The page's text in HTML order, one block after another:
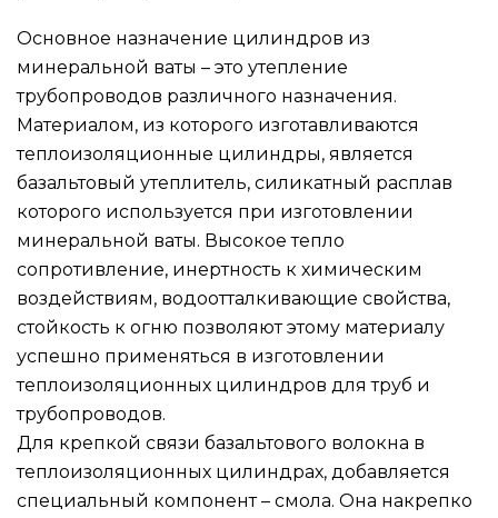
Основное назначение цилиндров из
минеральной ваты – это утепление
трубопроводов различного назначения.
Материалом, из которого изготавливаются
теплоизоляционные цилиндры, является
базальтовый утеплитель, силикатный расплав
которого используется при изготовлении
минеральной ваты. Высокое тепло
сопротивление, инертность к химическим
воздействиям, водоотталкивающие свойства,
стойкость к огню позволяют этому материалу
успешно применяться в изготовлении
теплоизоляционных цилиндров для труб и
трубопроводов.
Для крепкой связи базальтового волокна в
теплоизоляционных цилиндрах, добавляется
специальный компонент – смола. Она накрепко